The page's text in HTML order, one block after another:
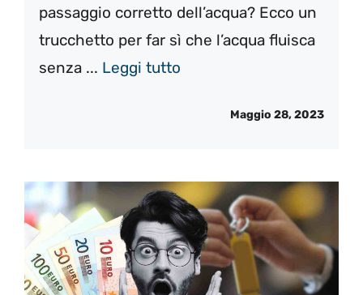
passaggio corretto dell’acqua? Ecco un
trucchetto per far sì che l’acqua fluisca
senza ... Leggi tutto
Maggio 28, 2023